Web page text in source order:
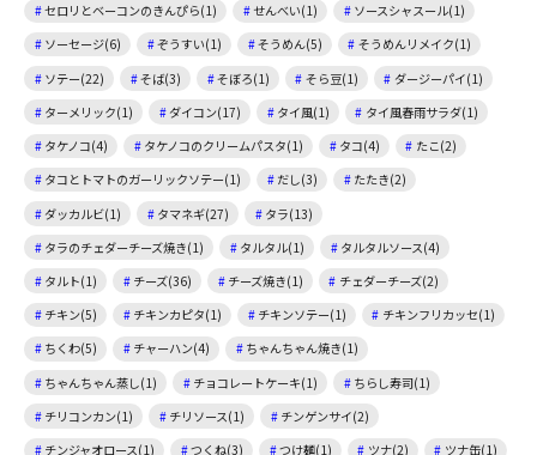
セロリとベーコンのきんぴら(1)
せんべい(1)
ソースシャスール(1)
ソーセージ(6)
ぞうすい(1) そうめん(5)
そうめんリメイク(1)
ソテー(22)
そば(3) そぼろ(1) そら豆(1)
ダージーパイ(1)
ターメリック(1)
ダイコン(17) タイ風(1)
タイ風春雨サラダ(1)
タケノコ(4)
タケノコのクリームパスタ(1) タコ(4)
たこ(2)
タコとトマトのガーリックソテー(1)
だし(3)
たたき(2)
ダッカルビ(1)
タマネギ(27)
タラ(13)
タラのチェダーチーズ焼き(1)
タルタル(1)
タルタルソース(4)
タルト(1)
チーズ(36) チーズ焼き(1)
チェダーチーズ(2)
チキン(5)
チキンカピタ(1) チキンソテー(1)
チキンフリカッセ(1)
ちくわ(5)
チャーハン(4)
ちゃんちゃん焼き(1)
ちゃんちゃん蒸し(1)
チョコレートケーキ(1)
ちらし寿司(1)
チリコンカン(1)
チリソース(1)
チンゲンサイ(2)
チンジャオロース(1)
つくね(3) つけ麺(1) ツナ(2) ツナ缶(1)